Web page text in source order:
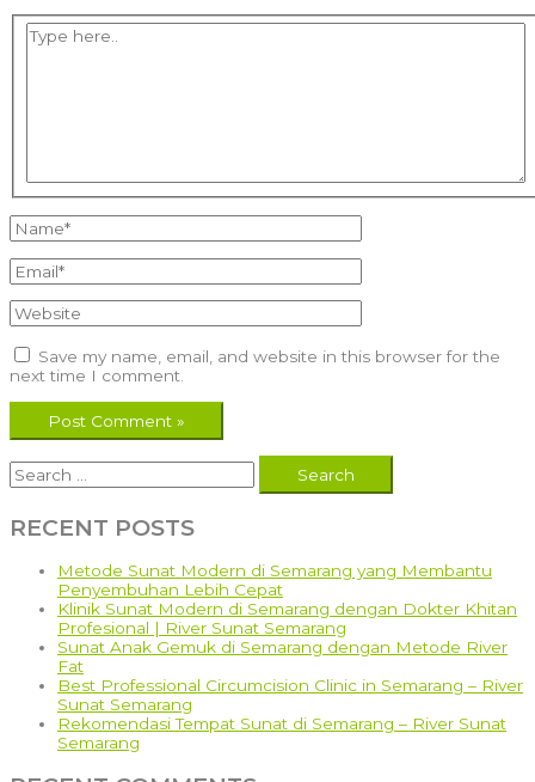
Type
here..
Name*
Email*
Website
Save my name, email, and website in this browser for the
next time I comment.
Search
for:
RECENT POSTS
Metode Sunat Modern di Semarang yang Membantu
Penyembuhan Lebih Cepat
Klinik Sunat Modern di Semarang dengan Dokter Khitan
Profesional | River Sunat Semarang
Sunat Anak Gemuk di Semarang dengan Metode River
Fat
Best Professional Circumcision Clinic in Semarang – River
Sunat Semarang
Rekomendasi Tempat Sunat di Semarang – River Sunat
Semarang